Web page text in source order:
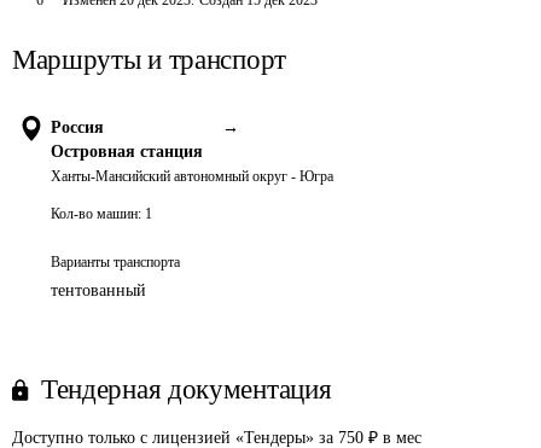
Маршруты и транспорт
Россия
→
Островная станция
Ханты-Мансийский автономный округ - Югра
Кол-во машин: 1
Варианты транспорта
тентованный
Тендерная документация
Доступно только с лицензией «Тендеры» за 750 ₽ в мес